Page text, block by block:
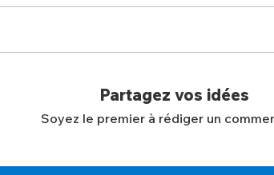
Partagez vos idées
Soyez le premier à rédiger un